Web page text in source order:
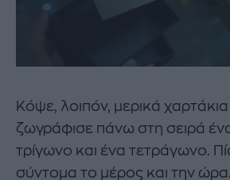
Κόψε, λοιπόν, μερικά
ζωγράφισε πάνω στη σειρά
τρίγωνο και ένα τετράγωνο.
σύντομα το μέρος και την ώρα.